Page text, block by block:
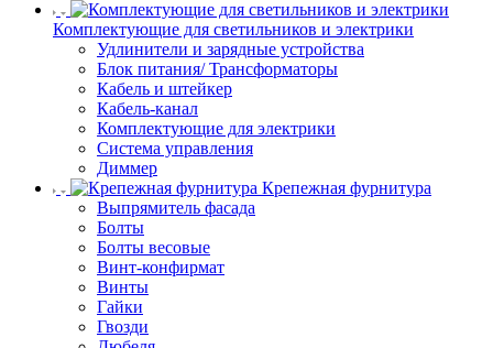
Комплектующие для светильников и электрики
Удлинители и зарядные устройства
Блок питания/ Трансформаторы
Кабель и штейкер
Кабель-канал
Комплектующие для электрики
Система управления
Диммер
Крепежная фурнитура
Выпрямитель фасада
Болты
Болты весовые
Винт-конфирмат
Винты
Гайки
Гвозди